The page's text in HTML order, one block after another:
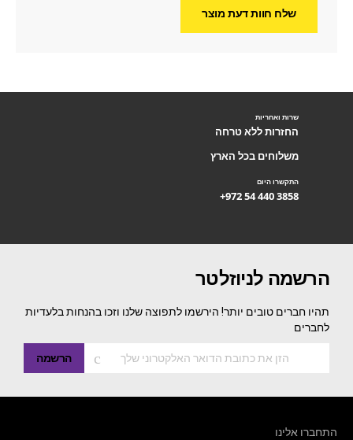
שלח חוות דעת מוצר
שרות ואחריות
החזרות ללא טרחה
משלוחים בכל הארץ
התקשרו היום
+972 54 440 3858
הרשמה לניוזלטר
תהיו חברים טובים יותר! הירשמו לתפוצה שלנו וזכו בהנחות בלעדיות
לחברים
הרשמה
התחברו אלינו